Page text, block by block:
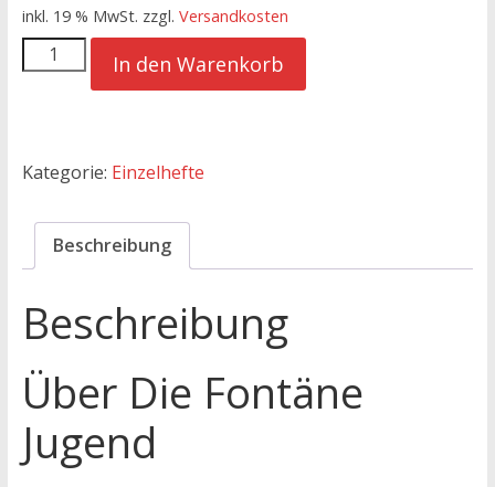
inkl. 19 % MwSt. zzgl. Versandkosten
Fontäne
107
(Januar-
2025)
(Fethullah
Spezial)
Menge
In den Warenkorb
Kategorie: Einzelhefte
Beschreibung
Beschreibung
Über Die Fontäne
Jugend